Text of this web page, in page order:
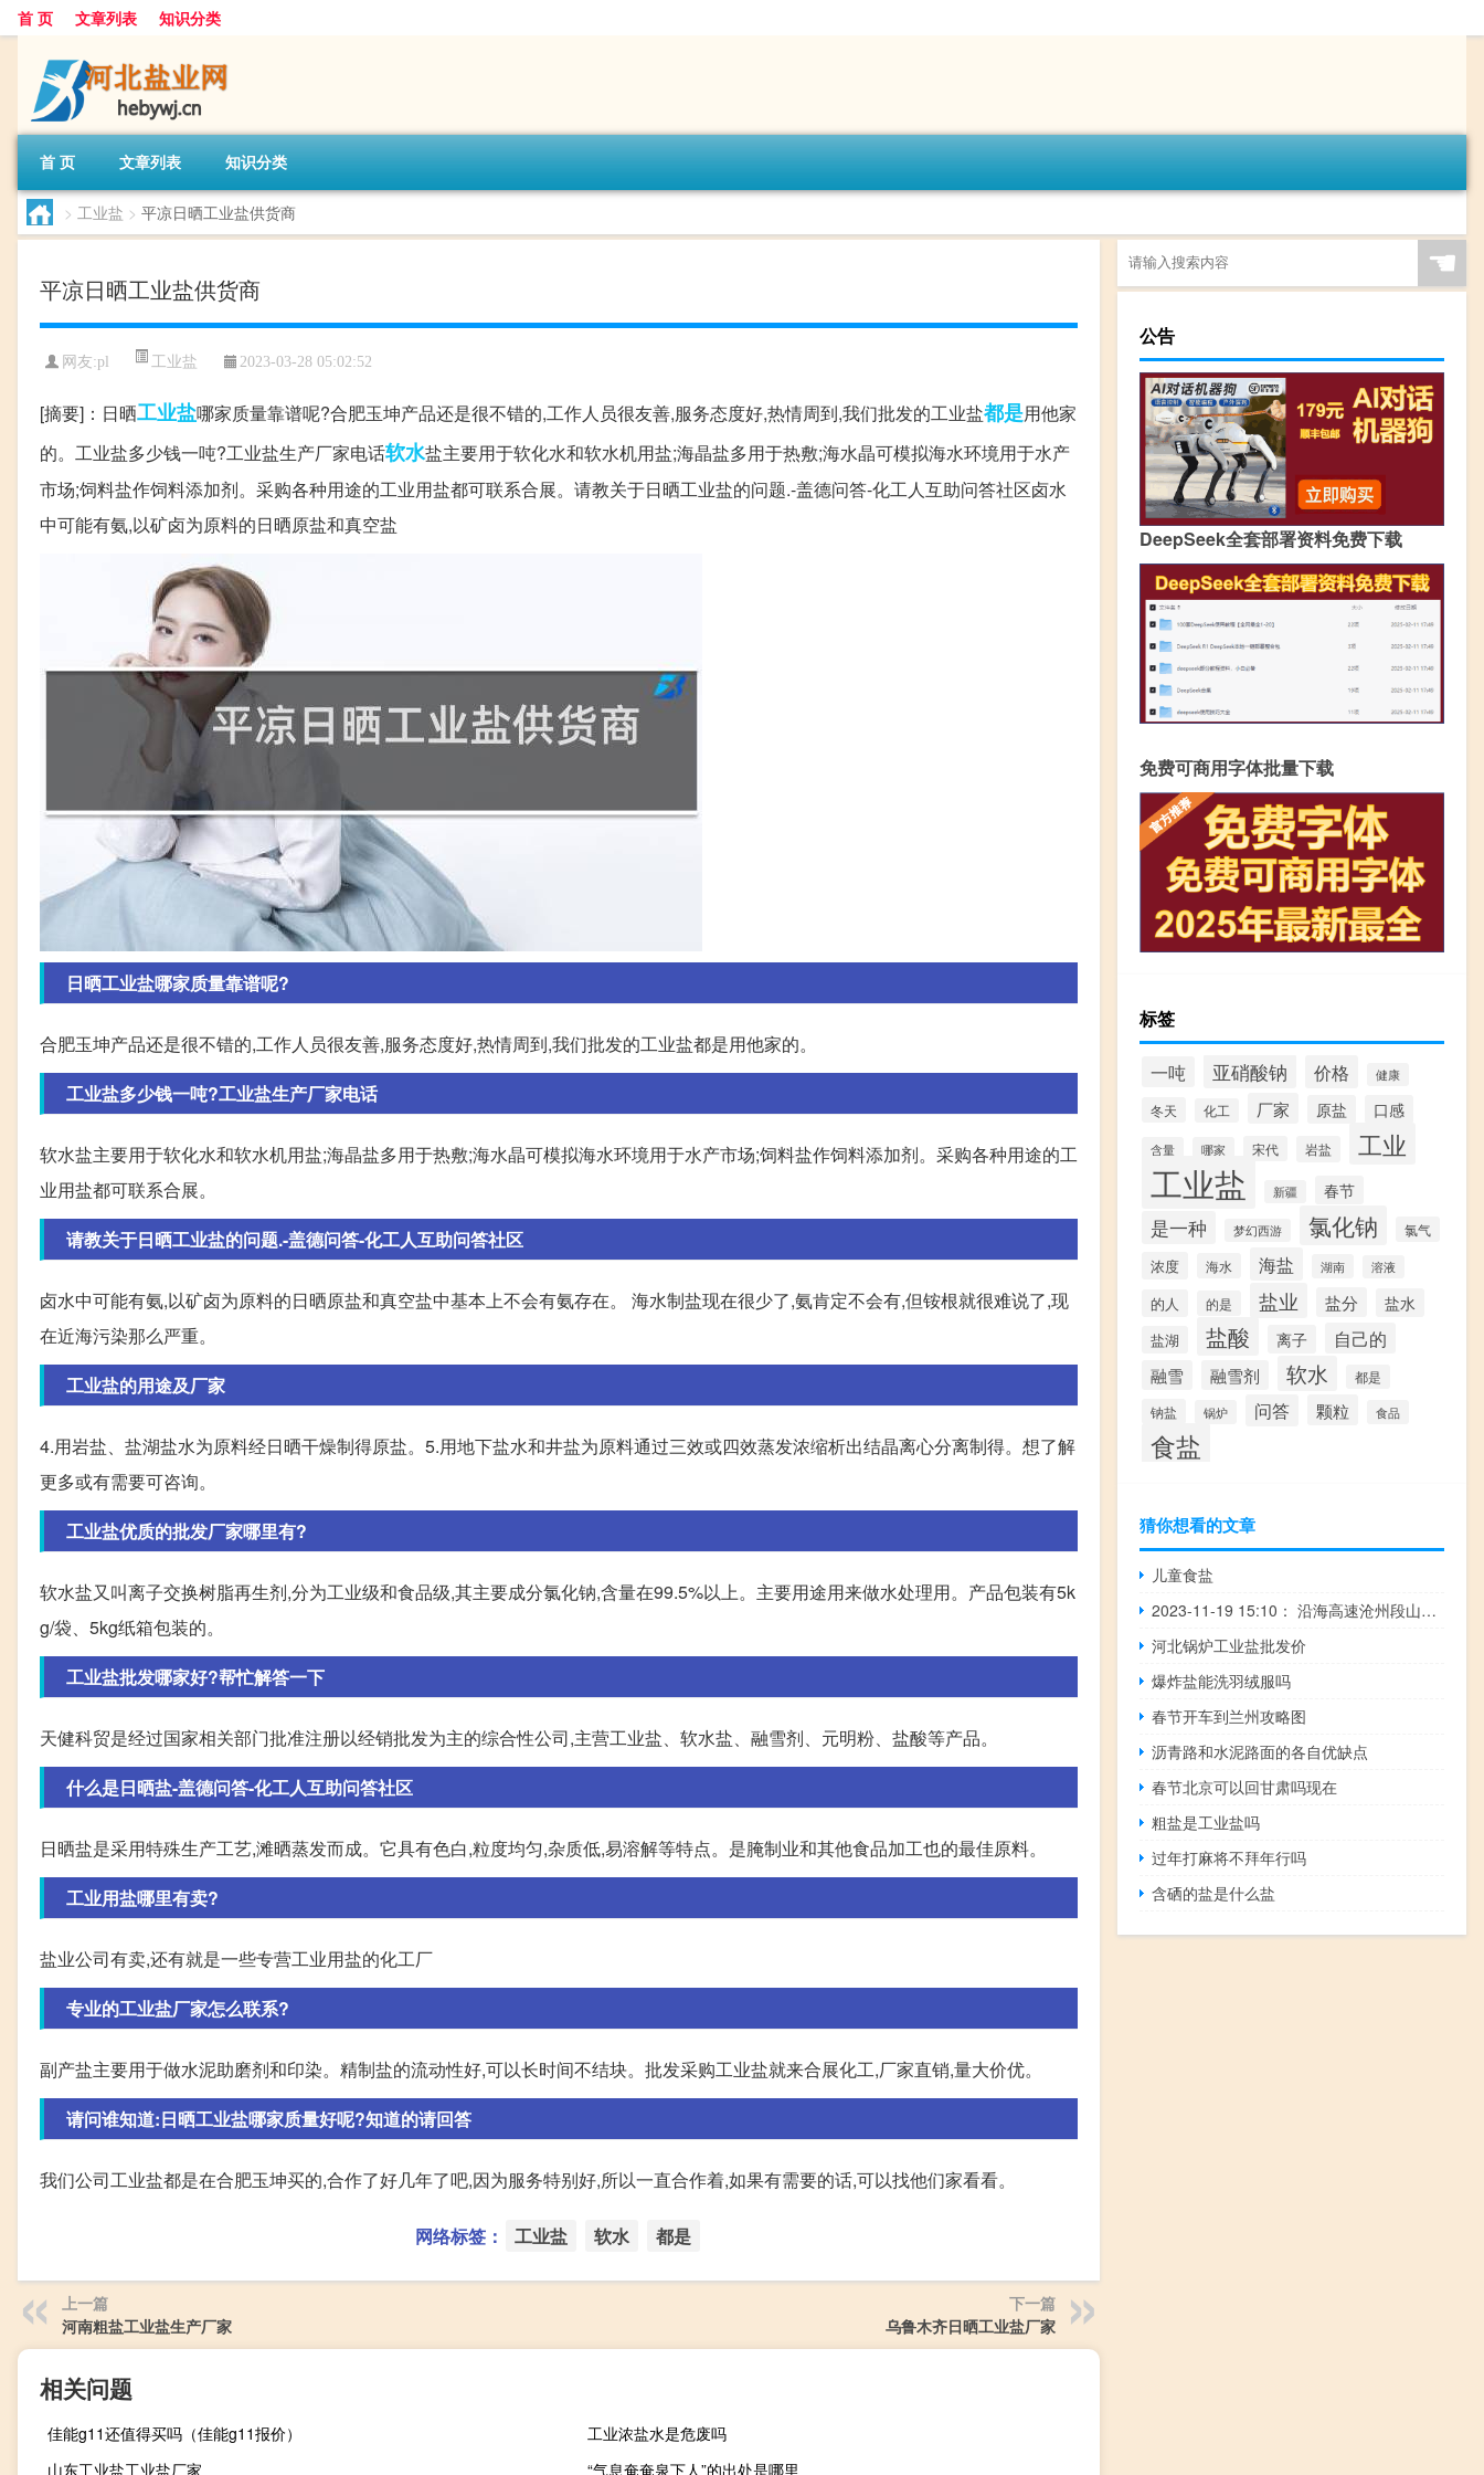
首 页 文章列表 知识分类
首 页 文章列表 知识分类
> 工业盐 > 平凉日晒工业盐供货商
平凉日晒工业盐供货商
网友:pl 工业盐 2023-03-28 05:02:52
[摘要]：日晒工业盐哪家质量靠谱呢?合肥玉坤产品还是很不错的,工作人员很友善,服务态度好,热情周到,我们批发的工业盐都是用他家
的。工业盐多少钱一吨?工业盐生产厂家电话软水盐主要用于软化水和软水机用盐;海晶盐多用于热敷;海水晶可模拟海水环境用于水产
市场;饲料盐作饲料添加剂。采购各种用途的工业用盐都可联系合展。请教关于日晒工业盐的问题.-盖德问答-化工人互助问答社区卤水
中可能有氨,以矿卤为原料的日晒原盐和真空盐
日晒工业盐哪家质量靠谱呢?
合肥玉坤产品还是很不错的,工作人员很友善,服务态度好,热情周到,我们批发的工业盐都是用他家的。
工业盐多少钱一吨?工业盐生产厂家电话
软水盐主要用于软化水和软水机用盐;海晶盐多用于热敷;海水晶可模拟海水环境用于水产市场;饲料盐作饲料添加剂。采购各种用途的工
业用盐都可联系合展。
请教关于日晒工业盐的问题.-盖德问答-化工人互助问答社区
卤水中可能有氨,以矿卤为原料的日晒原盐和真空盐中基本上不会有氨存在。 海水制盐现在很少了,氨肯定不会有,但铵根就很难说了,现
在近海污染那么严重。
工业盐的用途及厂家
4.用岩盐、盐湖盐水为原料经日晒干燥制得原盐。5.用地下盐水和井盐为原料通过三效或四效蒸发浓缩析出结晶离心分离制得。想了解
更多或有需要可咨询。
工业盐优质的批发厂家哪里有?
软水盐又叫离子交换树脂再生剂,分为工业级和食品级,其主要成分氯化钠,含量在99.5%以上。主要用途用来做水处理用。产品包装有5k
g/袋、5kg纸箱包装的。
工业盐批发哪家好?帮忙解答一下
天健科贸是经过国家相关部门批准注册以经销批发为主的综合性公司,主营工业盐、软水盐、融雪剂、元明粉、盐酸等产品。
什么是日晒盐-盖德问答-化工人互助问答社区
日晒盐是采用特殊生产工艺,滩晒蒸发而成。它具有色白,粒度均匀,杂质低,易溶解等特点。是腌制业和其他食品加工也的最佳原料。
工业用盐哪里有卖?
盐业公司有卖,还有就是一些专营工业用盐的化工厂
专业的工业盐厂家怎么联系?
副产盐主要用于做水泥助磨剂和印染。精制盐的流动性好,可以长时间不结块。批发采购工业盐就来合展化工,厂家直销,量大价优。
请问谁知道:日晒工业盐哪家质量好呢?知道的请回答
我们公司工业盐都是在合肥玉坤买的,合作了好几年了吧,因为服务特别好,所以一直合作着,如果有需要的话,可以找他们家看看。
网络标签： 工业盐 软水 都是
上一篇
河南粗盐工业盐生产厂家
下一篇
乌鲁木齐日晒工业盐厂家
相关问题
佳能g11还值得买吗（佳能g11报价）
工业浓盐水是危废吗
山东工业盐工业盐厂家
“气息奄奄泉下人”的出处是哪里
☚
公告
DeepSeek全套部署资料免费下载
免费可商用字体批量下载
标签
一吨 亚硝酸钠 价格 健康
冬天 化工 厂家 原盐 口感
含量 哪家 宋代 岩盐 工业
工业盐 新疆 春节
是一种 梦幻西游 氯化钠 氯气
浓度 海水 海盐 湖南 溶液
的人 的是 盐业 盐分 盐水
盐湖 盐酸 离子 自己的
融雪 融雪剂 软水 都是
钠盐 锅炉 问答 颗粒 食品
食盐
猜你想看的文章
儿童食盐
2023-11-19 15:10： 沿海高速沧州段山东方向，已于2023年11月19日15时10分恢复正常通行。该路段曾于2023年11月19日07时47分新区北站附近K278至K288处专项养护施工，占用行车道和应急车道。 ​​​
河北锅炉工业盐批发价
爆炸盐能洗羽绒服吗
春节开车到兰州攻略图
沥青路和水泥路面的各自优缺点
春节北京可以回甘肃吗现在
粗盐是工业盐吗
过年打麻将不拜年行吗
含硒的盐是什么盐